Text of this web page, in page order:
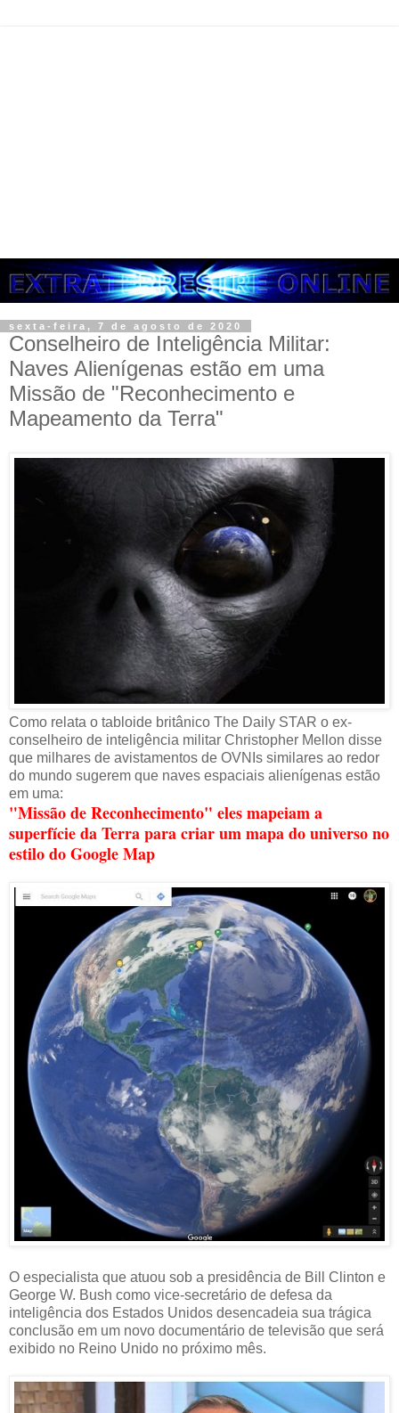
sexta-feira, 7 de agosto de 2020
Conselheiro de Inteligência Militar:
Naves Alienígenas estão em uma
Missão de "Reconhecimento e
Mapeamento da Terra"
Como relata o tabloide britânico The Daily STAR o ex-
conselheiro de inteligência militar Christopher Mellon disse
que milhares de avistamentos de OVNIs similares ao redor
do mundo sugerem que naves espaciais alienígenas estão
em uma:
"Missão de Reconhecimento" eles mapeiam a
superfície da Terra para criar um mapa do universo no
estilo do Google Map
O especialista que atuou sob a presidência de Bill Clinton e
George W. Bush como vice-secretário de defesa da
inteligência dos Estados Unidos desencadeia sua trágica
conclusão em um novo documentário de televisão que será
exibido no Reino Unido no próximo mês.